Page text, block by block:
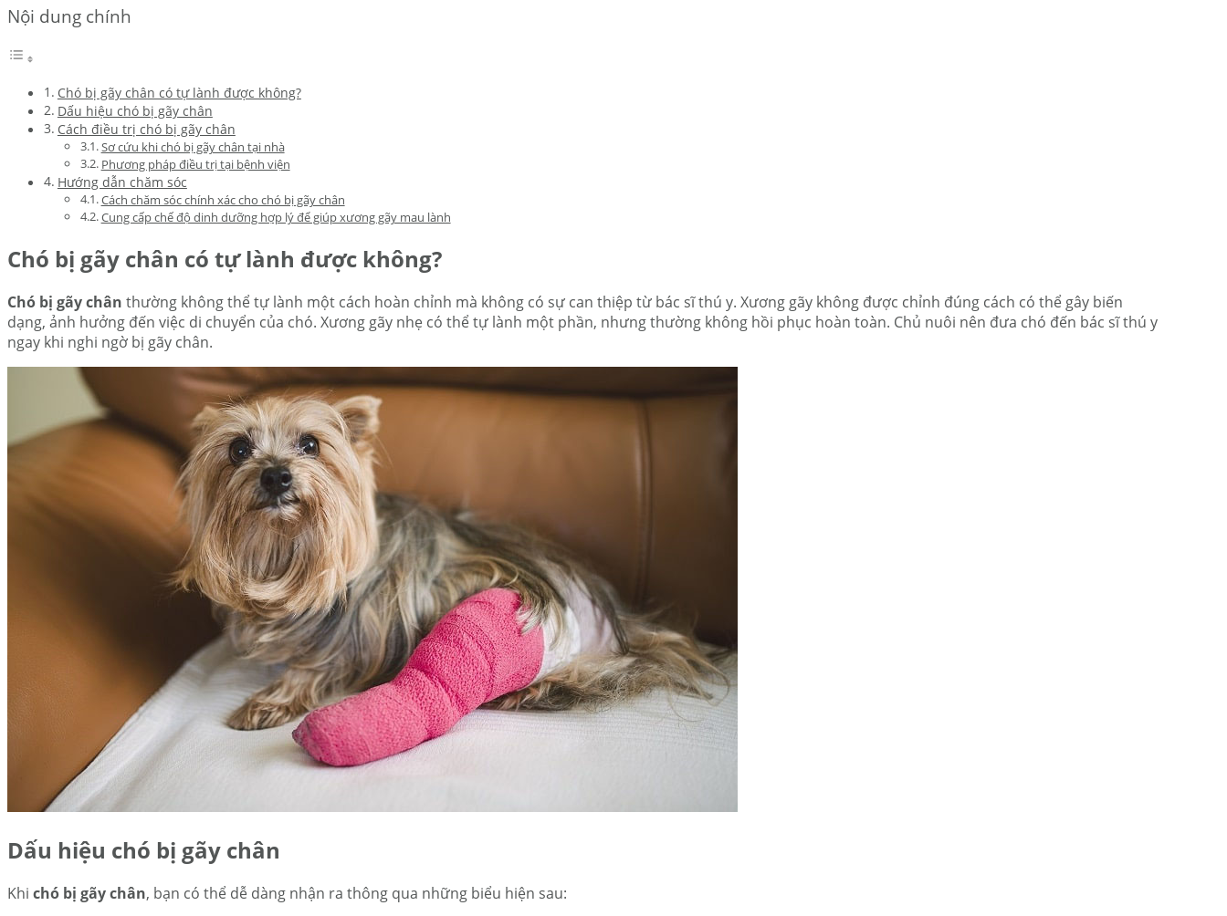
Nội dung chính
Chó bị gãy chân có tự lành được không?
Dấu hiệu chó bị gãy chân
Cách điều trị chó bị gãy chân
Sơ cứu khi chó bị gãy chân tại nhà
Phương pháp điều trị tại bệnh viện
Hướng dẫn chăm sóc
Cách chăm sóc chính xác cho chó bị gãy chân
Cung cấp chế độ dinh dưỡng hợp lý để giúp xương gãy mau lành
Chó bị gãy chân có tự lành được không?
Chó bị gãy chân thường không thể tự lành một cách hoàn chỉnh mà không có sự can thiệp từ bác sĩ thú y. Xương gãy không được chỉnh đúng cách có thể gây biến
dạng, ảnh hưởng đến việc di chuyển của chó. Xương gãy nhẹ có thể tự lành một phần, nhưng thường không hồi phục hoàn toàn. Chủ nuôi nên đưa chó đến bác sĩ thú y
ngay khi nghi ngờ bị gãy chân.
Dấu hiệu chó bị gãy chân
Khi chó bị gãy chân, bạn có thể dễ dàng nhận ra thông qua những biểu hiện sau: